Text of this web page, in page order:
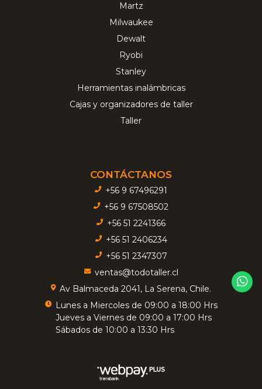
Martz
Milwaukee
Dewalt
Ryobi
Stanley
Herramientas inalámbricas
Cajas y organizadores de taller
Taller
CONTÁCTANOS
+56 9 67496291
+56 9 67508502
+56 51 2241366
+56 51 2406234
+56 51 2347307
ventas@todotaller.cl
Av Balmaceda 2041, La Serena, Chile.
Lunes a Miercoles de 09:00 a 18:00 Hrs
Jueves a Viernes de 09:00 a 17:00 Hrs
Sábados de 10:00 a 13:30 Hrs